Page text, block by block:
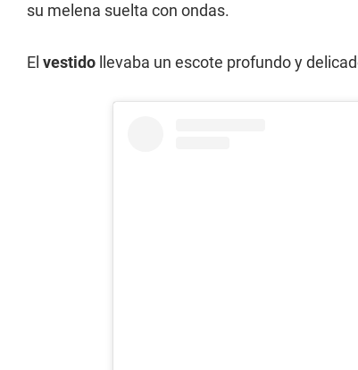
su melena suelta con ondas.
El vestido llevaba un escote profundo y